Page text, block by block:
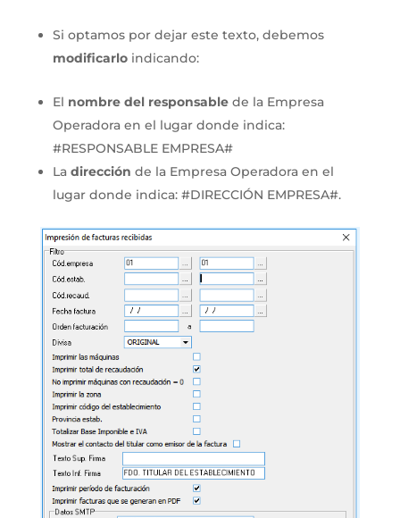
Si optamos por dejar este texto, debemos
modificarloindicando:
El nombre del responsablede la Empresa
Operadora en el lugar donde indica:
#RESPONSABLE EMPRESA#
La dirección de la Empresa Operadora en el
lugar donde indica: #DIRECCIÓN EMPRESA#.